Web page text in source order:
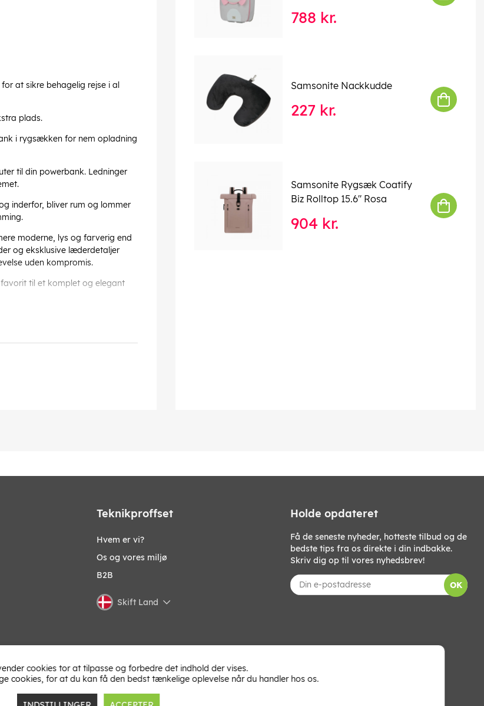
at sikre behagelig rejse i al
plads.
i rygsækken for nem opladning
til din powerbank. Ledninger
inderfor, bliver rum og lommer
moderne, lys og farverig end
og eksklusive læderdetaljer
uden kompromis.
til et komplet og elegant
788 kr.
Samsonite Nackkudde
227 kr.
Samsonite Rygsæk Coatify
Biz Rolltop 15.6" Rosa
904 kr.
Teknikproffset
Hvem er vi?
Os og vores miljø
B2B
Skift Land
Holde opdateret
Få de seneste nyheder, hotteste tilbud og de
bedste tips fra os direkte i din indbakke.
Skriv dig op til vores nyhedsbrev!
OK
cookies tor at tilpasse og forbedre det indhold der vises.
cookies, for at du kan få den bedst tænkelige oplevelse når du handler hos os.